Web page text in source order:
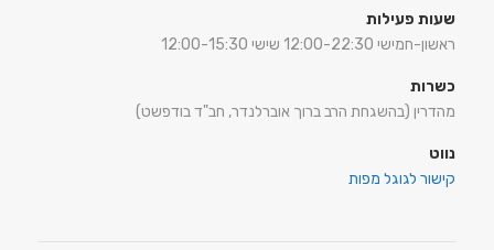
שעות פעילות
ראשון-חמישי 12:00-22:30 שישי 12:00-15:30
כשרות
מהדרין (בהשגחת הרב ברוך אוברלנדר, חב"ד בודפשט)
נווט
קישור לגוגל מפות